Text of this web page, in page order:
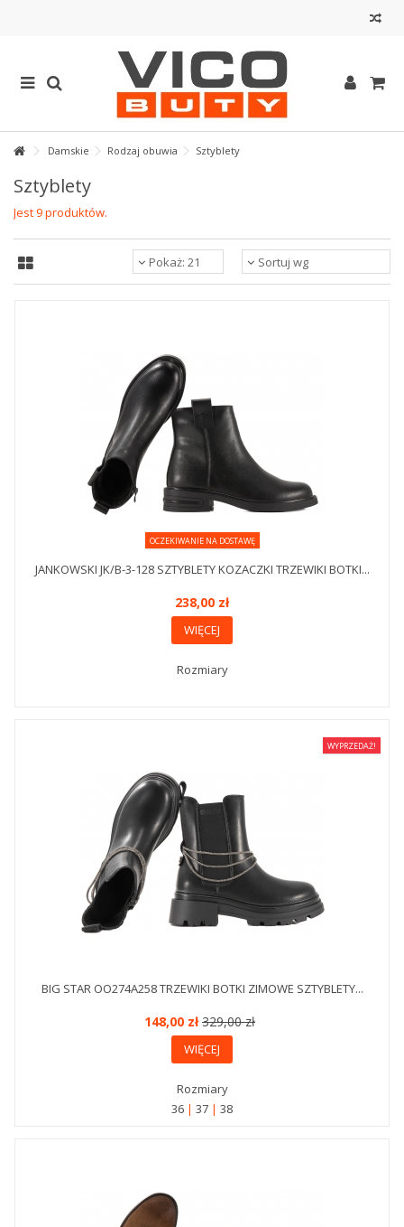
Damskie Rodzaj obuwia Sztyblety
Sztyblety
Jest 9 produktów.
Sortuj wg
Pokaż: 21
OCZEKIWANIE NA DOSTAWĘ
JANKOWSKI JK/B-3-128 SZTYBLETY KOZACZKI TRZEWIKI BOTKI...
238,00 zł
WIĘCEJ
Rozmiary
WYPRZEDAŻ!
BIG STAR OO274A258 TRZEWIKI BOTKI ZIMOWE SZTYBLETY...
148,00 zł329,00 zł
WIĘCEJ
Rozmiary
36
37 38